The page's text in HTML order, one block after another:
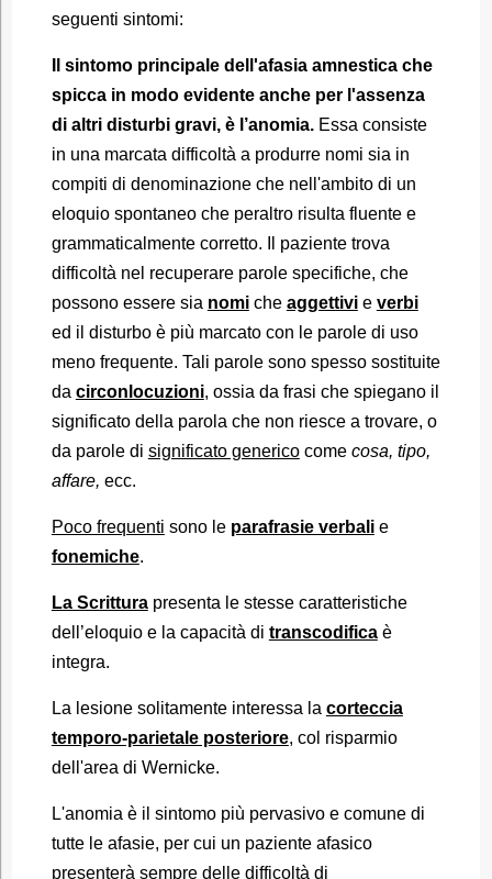
seguenti sintomi:
Il sintomo principale dell'afasia amnestica che
spicca in modo evidente anche per l'assenza
di altri disturbi gravi, è l’anomia. Essa consiste
in una marcata difficoltà a produrre nomi sia in
compiti di denominazione che nell'ambito di un
eloquio spontaneo che peraltro risulta fluente e
grammaticalmente corretto. Il paziente trova
difficoltà nel recuperare parole specifiche, che
possono essere sia nomiche aggettivie verbi
ed il disturbo è più marcato con le parole di uso
meno frequente. Tali parole sono spesso sostituite
da circonlocuzioni, ossia da frasi che spiegano il
significato della parola che non riesce a trovare, o
da parole di significato genericocome cosa, tipo,
affare, ecc.
Poco frequenti sono le parafrasie verbalie
fonemiche.
La Scritturapresenta le stesse caratteristiche
dell’eloquio e la capacità di transcodificaè
integra.
La lesione solitamente interessa la corteccia
temporo-parietale posteriore, col risparmio
dell'area di Wernicke.
L'anomia è il sintomo più pervasivo e comune di
tutte le afasie, per cui un paziente afasico
presenterà sempre delle difficoltà di